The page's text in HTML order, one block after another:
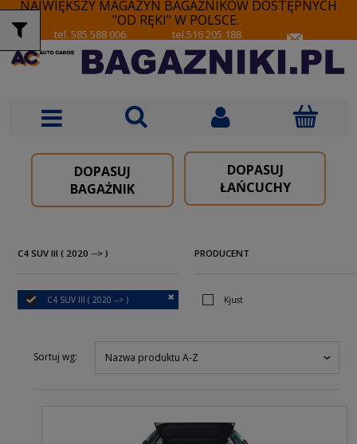
NAJWIĘKSZY MAGAZYN BAGAŻNIKÓW DOSTĘPNYCH
"OD RĘKI" W POLSCE.
tel. 585 588 006 tel.516 205 188
DOPASUJ
BAGAŻNIK
DOPASUJ
ŁAŃCUCHY
C4 SUV III ( 2020 --> )
C4 SUV III ( 2020 --> )
PRODUCENT
Kjust
Sortuj wg: Nazwa produktu A-Z